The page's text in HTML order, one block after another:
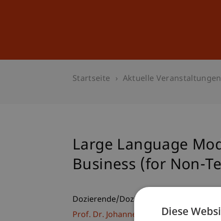
Startseite Aktuelle Veranstaltungen
Large Language
Business (for Non-
Dozierende/Dozierender:
Prof. Dr. Johannes Schneider
Diese